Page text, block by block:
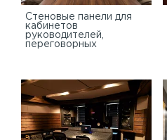
Стеновые панели для
кабинетов
руководителей,
переговорных